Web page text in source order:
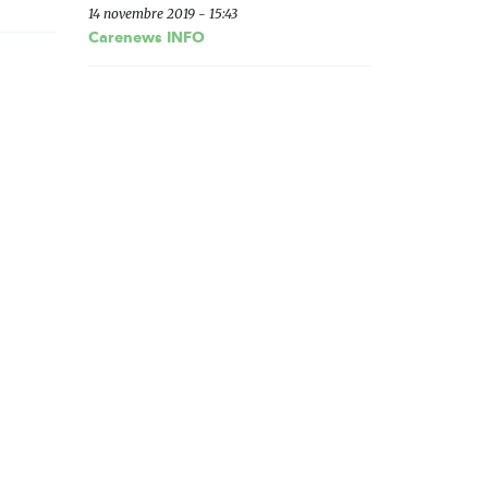
14 novembre 2019 - 15:43
Carenews INFO